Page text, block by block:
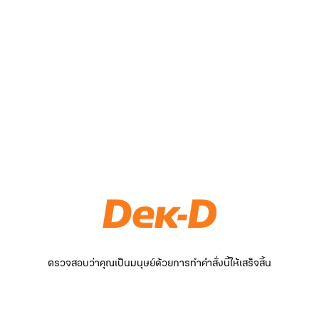
ตรวจสอบว่าคุณเป็นมนุษย์ด้วยการทำคำสั่งนี้ให้เสร็จสิ้น